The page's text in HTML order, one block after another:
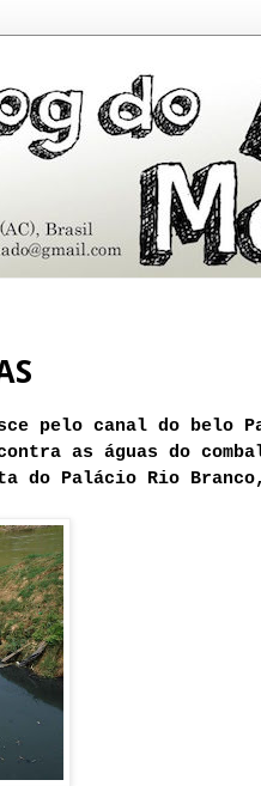
pelo canal do belo
as águas do
do Palácio Rio